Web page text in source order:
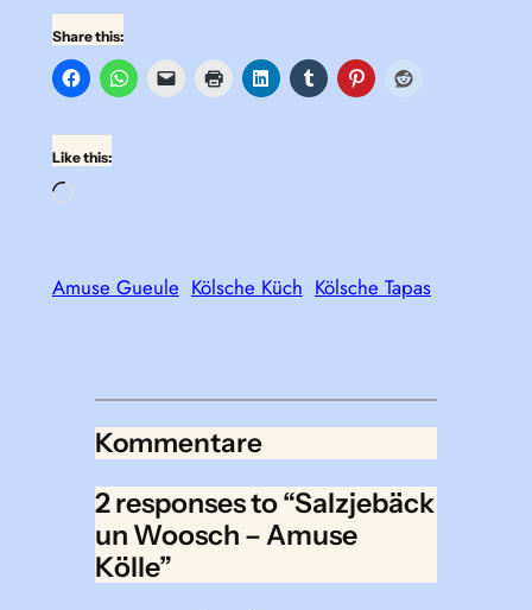
Share this:
Like this:
Loading…
Amuse Gueule Kölsche Küch Kölsche Tapas
Kommentare
2 responses to “Salzjebäck
un Woosch – Amuse
Kölle”